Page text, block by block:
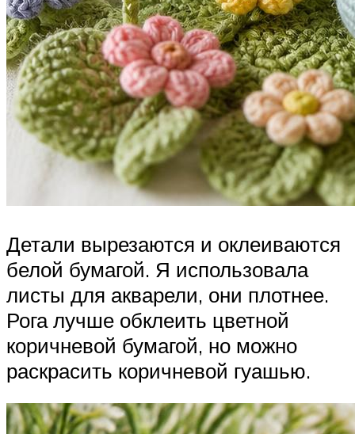
Детали вырезаются и оклеиваются
белой бумагой. Я использовала
листы для акварели, они плотнее.
Рога лучше обклеить цветной
коричневой бумагой, но можно
раскрасить коричневой гуашью.